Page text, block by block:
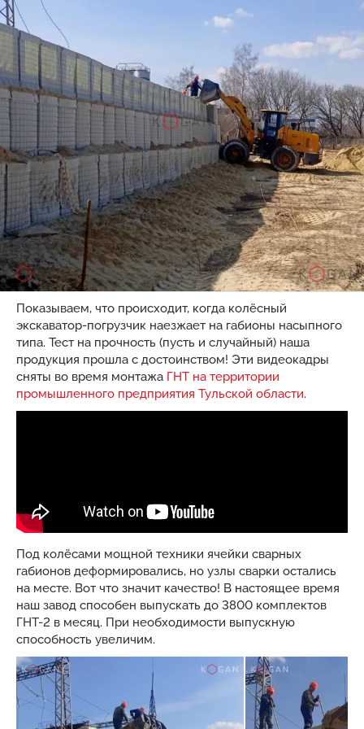
Показываем, что происходит, когда колёсный
экскаватор-погрузчик наезжает на габионы насыпного
типа. Тест на прочность (пусть и случайный) наша
продукция прошла с достоинством! Эти видеокадры
сняты во время монтажа ГНТ на территории
промышленного предприятия Тульской области.
Под колёсами мощной техники ячейки сварных
габионов деформировались, но узлы сварки остались
на месте. Вот что значит качество! В настоящее время
наш завод способен выпускать до 3800 комплектов
ГНТ-2 в месяц. При необходимости выпускную
способность увеличим.